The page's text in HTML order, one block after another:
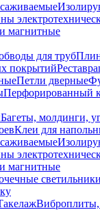
магнитные
для труб
покрытий
Петли дверные
Перфорированный
Багеты, молдинги,
Клеи для
магнитные
светильники